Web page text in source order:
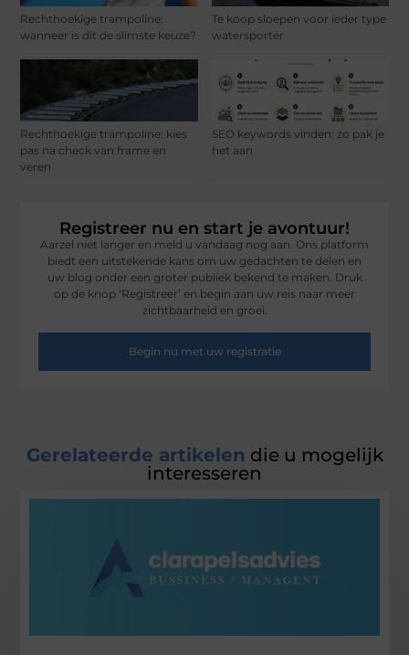
Rechthoekige trampoline:
wanneer is dit de slimste keuze?
Te koop sloepen voor ieder type
watersporter
Rechthoekige trampoline: kies
pas na check van frame en
veren
SEO keywords vinden: zo pak je
het aan
Registreer nu en start je avontuur!
Aarzel niet langer en meld u vandaag nog aan. Ons platform
biedt een uitstekende kans om uw gedachten te delen en
uw blog onder een groter publiek bekend te maken. Druk
op de knop ‘Registreer’ en begin aan uw reis naar meer
zichtbaarheid en groei.
Begin nu met uw registratie
Gerelateerde artikelen die u mogelijk
interesseren